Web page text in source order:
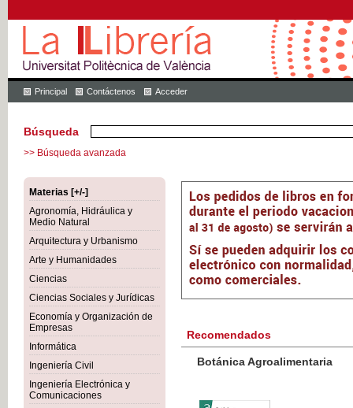
Principal Contáctenos Acceder
Búsqueda
>> Búsqueda avanzada
Materias [+/-]
Agronomía, Hidráulica y
Medio Natural
Arquitectura y Urbanismo
Arte y Humanidades
Ciencias
Ciencias Sociales y Jurídicas
Economía y Organización de
Empresas
Informática
Ingeniería Civil
Ingeniería Electrónica y
Comunicaciones
Recomendados
Botánica Agroalimentaria